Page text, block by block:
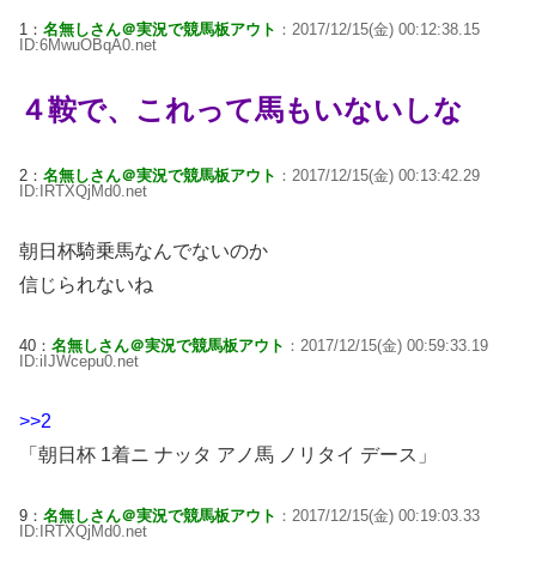
1： 名無しさん＠実況で競馬板アウト ：2017/12/15(金) 00:12:38.15
ID:6MwuOBqA0.net
４鞍で、これって馬もいないしな
2： 名無しさん＠実況で競馬板アウト ：2017/12/15(金) 00:13:42.29
ID:IRTXQjMd0.net
朝日杯騎乗馬なんでないのか
信じられないね
40： 名無しさん＠実況で競馬板アウト ：2017/12/15(金) 00:59:33.19
ID:iIJWcepu0.net
>>2
「朝日杯 1着ニ ナッタ アノ馬 ノリタイ デース」
9： 名無しさん＠実況で競馬板アウト ：2017/12/15(金) 00:19:03.33
ID:IRTXQjMd0.net